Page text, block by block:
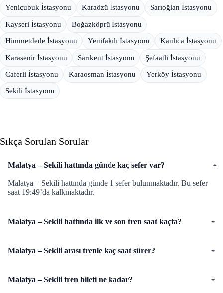
Yeniçubuk İstasyonu Karaözü İstasyonu Sarıoğlan İstasyonu
Kayseri İstasyonu Boğazköprü İstasyonu
Himmetdede İstasyonu Yenifakılı İstasyonu Kanlıca İstasyonu
Karasenir İstasyonu Sarıkent İstasyonu Şefaatli İstasyonu
Caferli İstasyonu Karaosman İstasyonu Yerköy İstasyonu
Sekili İstasyonu
Sıkça Sorulan Sorular
Malatya – Sekili hattında günde kaç sefer var?
Malatya – Sekili hattında günde 1 sefer bulunmaktadır. Bu sefer
saat 19:49’da kalkmaktadır.
Malatya – Sekili hattında ilk ve son tren saat kaçta?
Malatya – Sekili arası trenle kaç saat sürer?
Malatya – Sekili tren bileti ne kadar?